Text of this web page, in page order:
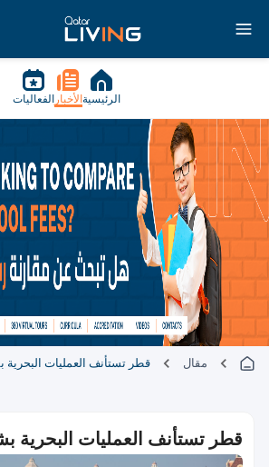
الرئيسية الأخبار الفعاليات
مقال قطر تستأنف العمليات
قطر تستأنف العمليات البحرية